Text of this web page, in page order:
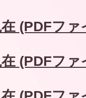
(PDFフ
(PDFフ